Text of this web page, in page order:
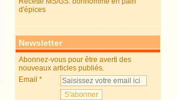
d'épices
Newsletter
Abonnez-vous pour être averti des
nouveaux articles publiés.
Email